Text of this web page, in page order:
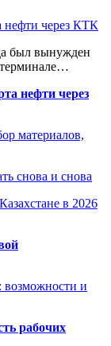
нефти через КТК
был вынужден
терминале…
нефти через
материалов,
снова и снова
в 2026
возможности и
рабочих